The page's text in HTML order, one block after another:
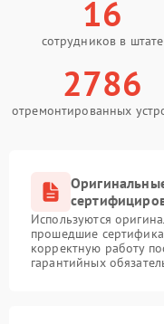
16
сотрудников в штате
2786
отремонтированных
Используются
прошедшие
корректную работу
гарантийных